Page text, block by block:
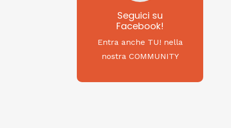
Seguici su
Facebook!
Entra anche TU! nella
nostra COMMUNITY
SAGRITALY
Feste, cibi e tradizioni
da Nord a Sud...